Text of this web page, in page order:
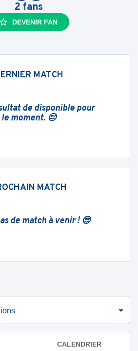
2 fans
DEVENIR FAN
MATCH
de disponible pour
le moment. 😔
MATCH
de match à venir ! 😎
CALENDRIER